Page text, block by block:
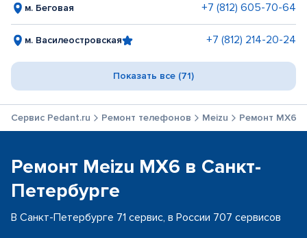
м. Беговая +7 (812) 605-70-64
м. Василеостровская +7 (812) 214-20-24
Показать все (71)
Сервис Pedant.ru Ремонт телефонов Meizu Ремонт MX6
Ремонт Meizu MX6 в Санкт-
Петербурге
В Санкт-Петербурге 71 сервис, в России 707 сервисов